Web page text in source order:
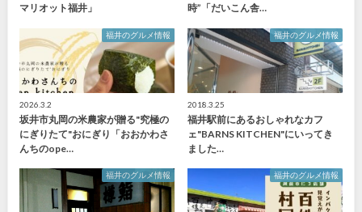
マリオット福井」
時”「だいこん舎…
福井のグルメ情報
2026.3.2
坂井市丸岡の米農家が贈る"究極の
にぎりたて"おにぎり「おおかわさ
んちのope…
福井のグルメ情報
2018.3.25
福井駅前にあるおしゃれなカフ
ェ"BARNS KITCHEN"にいってき
ました…
福井のグルメ情報 福井のグルメ情報